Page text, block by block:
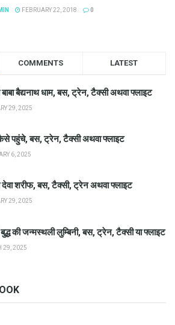
FEBRUARY 22, 2018 0
COMMENTS LATEST
बैद्यनाथ धाम, बस, ट्रेन, टैक्सी अथवा फ्लाइट
29, 2025
पहुंचे, बस, ट्रेन, टैक्सी अथवा फ्लाइट
6, 2025
शरीफ, बस, टैक्सी, ट्रेन अथवा फ्लाइट
29, 2025
की जन्मस्थली लुम्बिनी, बस, ट्रेन, टैक्सी या फ्लाइट
29, 2025